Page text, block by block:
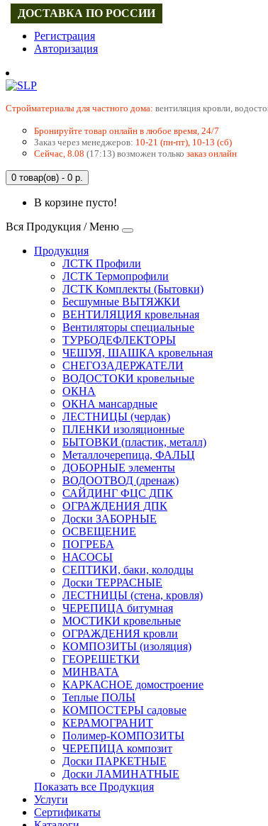
Регистрация
Авторизация
Cтройматериалы для частного дома: вентиляция кровли,
Бронируйте товар онлайн в любое время, 24/7
Заказ через менеджеров: 10-21 (пн-пт), 10-13 (сб)
Сейчас, 8.08 (17:13) возможен только заказ онлайн
0 товар(ов) - 0 р.
В корзине пусто!
Вся Продукция / Меню
Продукция
ЛСТК Профили
ЛСТК Термопрофили
ЛСТК Комплекты (Бытовки)
Бесшумные ВЫТЯЖКИ
ВЕНТИЛЯЦИЯ кровельная
Вентиляторы специальные
ТУРБОДЕФЛЕКТОРЫ
ЧЕШУЯ, ШАШКА кровельная
СНЕГОЗАДЕРЖАТЕЛИ
ВОДОСТОКИ кровельные
ОКНА
ОКНА мансардные
ЛЕСТНИЦЫ (чердак)
ПЛЕНКИ изоляционные
БЫТОВКИ (пластик, металл)
Металлочерепица, ФАЛЬЦ
ДОБОРНЫЕ элементы
ВОДООТВОД (дренаж)
САЙДИНГ ФЦС ДПК
ОГРАЖДЕНИЯ ДПК
Доски ЗАБОРНЫЕ
ОСВЕЩЕНИЕ
ПОГРЕБА
НАСОСЫ
СЕПТИКИ, баки, колодцы
Доски ТЕРРАСНЫЕ
ЛЕСТНИЦЫ (стена, кровля)
ЧЕРЕПИЦА битумная
МОСТИКИ кровельные
ОГРАЖДЕНИЯ кровли
КОМПОЗИТЫ (изоляция)
ГЕОРЕШЕТКИ
МИНВАТА
КАРКАСНОЕ домостроение
Теплые ПОЛЫ
КОМПОСТЕРЫ садовые
КЕРАМОГРАНИТ
Полимер-КОМПОЗИТЫ
ЧЕРЕПИЦА композит
Доски ПАРКЕТНЫЕ
Доски ЛАМИНАТНЫЕ
Показать все Продукция
Услуги
Сертификаты
ДОСТАВКА ПО РОССИИ